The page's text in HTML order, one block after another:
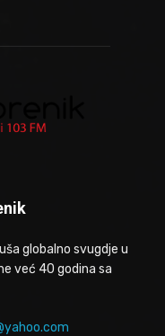
globalno svugdje u
već 40 godina sa